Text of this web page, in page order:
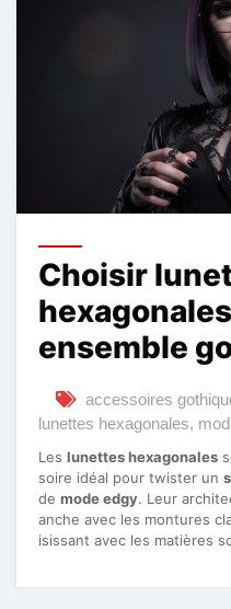
Choisir
ensemble
accessoires
lunettes hexagonales,
Les lunettes hexagonales
soire idéal pour twister un
de mode edgy. Leur
anche avec les montures
isissant avec les matières